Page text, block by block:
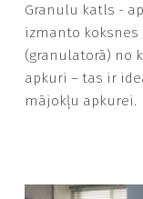
Granulu katls -
izmanto koksnes
(granulatorā) no
apkuri – tas ir
mājokļu apkurei.